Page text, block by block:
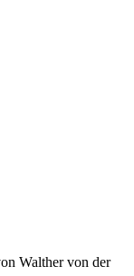
Walther von der